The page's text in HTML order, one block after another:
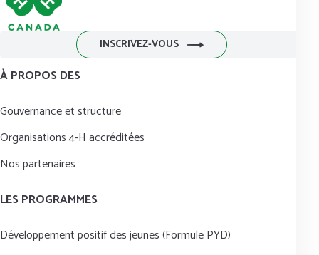
INSCRIVEZ-VOUS
À PROPOS DES
Gouvernance et structure
Organisations 4-H accréditées
Nos partenaires
LES PROGRAMMES
Développement positif des jeunes (Formule PYD)